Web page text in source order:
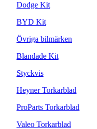
Dodge Kit
BYD Kit
Övriga bilmärken
Blandade Kit
Styckvis
Heyner Torkarblad
ProParts Torkarblad
Valeo Torkarblad